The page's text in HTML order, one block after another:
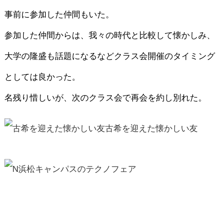
事前に参加した仲間もいた。
参加した仲間からは、我々の時代と比較して懐かしみ、
大学の隆盛も話題になるなどクラス会開催のタイミング
としては良かった。
名残り惜しいが、次のクラス会で再会を約し別れた。
古希を迎えた懐かしい友
浜松キャンパスのテクノフェア